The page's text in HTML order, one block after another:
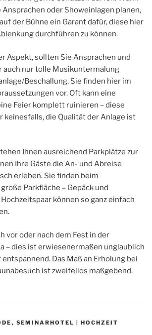
Ansprachen oder Showeinlagen planen,
der Bühne ein Garant dafür, diese hier
durchführen zu können.
Aspekt, sollten Sie Ansprachen und
auch nur tolle Musikuntermalung
Beschallung. Sie finden hier im
vor. Oft kann eine
Feier komplett ruinieren – diese
keinesfalls, die Qualität der Anlage ist
Ihnen ausreichend Parkplätze zur
Ihre Gäste die An- und Abreise
erleben. Sie finden beim
Parkfläche – Gepäck und
können so ganz einfach
vor oder nach dem Fest in der
– dies ist erwiesenermaßen unglaublich
Das Maß an Erholung bei
ist zweifellos maßgebend.
, SEMINARHOTEL | HOCHZEIT